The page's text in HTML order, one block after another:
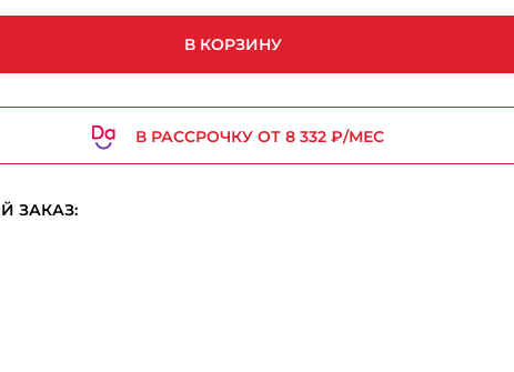
В КОРЗИНУ
В РАССРОЧКУ ОТ 8 332 ₽/МЕС
ЗАКАЗ: